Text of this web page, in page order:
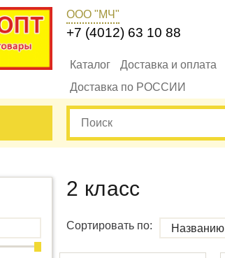
ООО "МЧ"
+7 (4012) 63 10 88
Каталог Доставка и оплата
Доставка по РОССИИ
2 класс
Сортировать по: Названию